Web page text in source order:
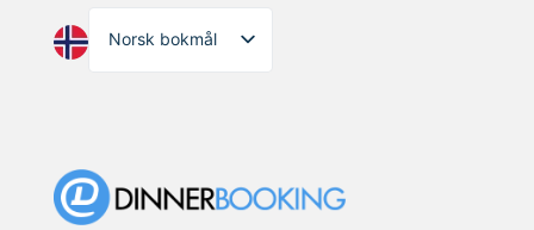
Norsk bokmål
English
Eesti